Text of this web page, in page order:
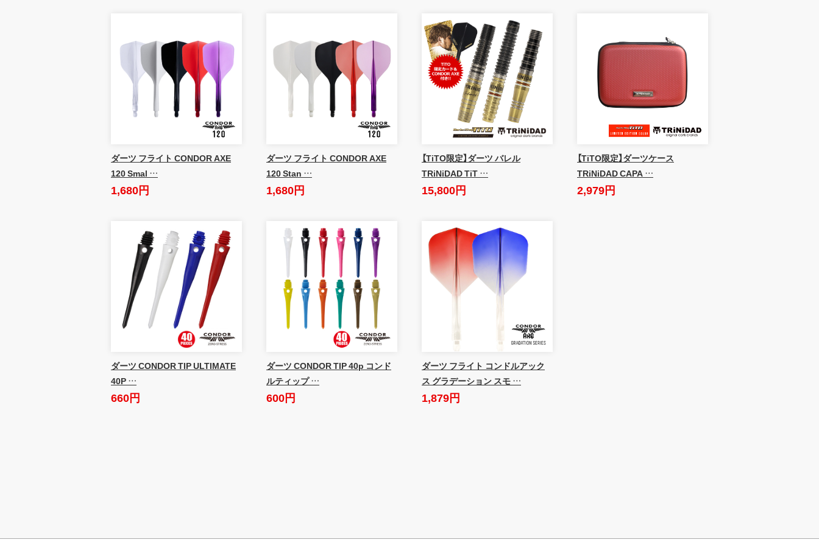
ダーツ フライト CONDOR AXE
120 Smal …
1,680円
ダーツ フライト CONDOR AXE
120 Stan …
1,680円
【TiTO限定】ダーツ バレル
TRiNiDAD TiT …
15,800円
【TiTO限定】ダーツケース
TRiNiDAD CAPA …
2,979円
ダーツ CONDOR TIP ULTIMATE
40P …
660円
ダーツ CONDOR TIP 40p コンド
ルティップ …
600円
ダーツ フライト コンドルアック
ス グラデーション スモ …
1,879円